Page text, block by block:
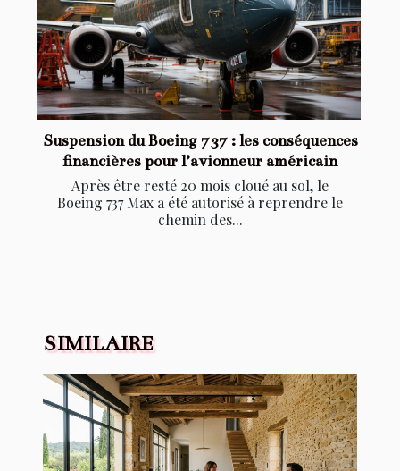
Suspension du Boeing 737 : les conséquences
financières pour l’avionneur américain
Après être resté 20 mois cloué au sol, le
Boeing 737 Max a été autorisé à reprendre le
chemin des...
SIMILAIRE